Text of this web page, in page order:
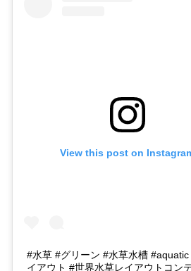
View this post on
#水草 #グリーン #水草水槽 #aquatic
イアウト #世界水草レイアウトコン